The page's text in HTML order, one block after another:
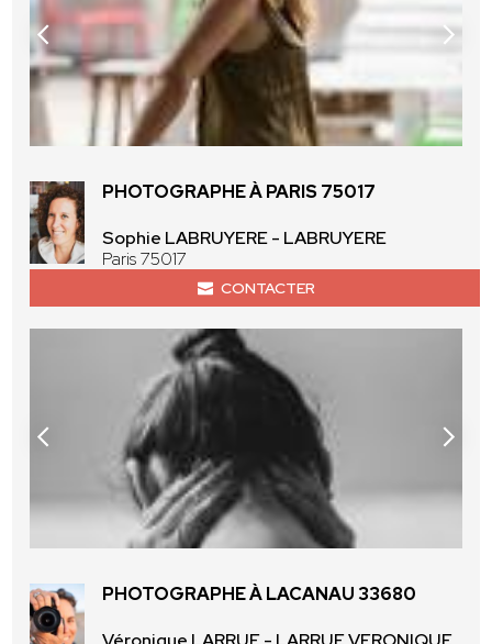
PHOTOGRAPHE À PARIS 75017
Sophie LABRUYERE - LABRUYERE
Paris 75017
CONTACTER
PHOTOGRAPHE À LACANAU 33680